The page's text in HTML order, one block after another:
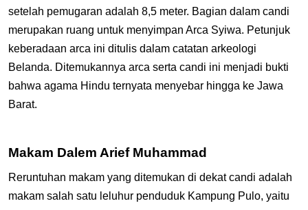
setelah pemugaran adalah 8,5 meter. Bagian dalam candi
merupakan ruang untuk menyimpan Arca Syiwa. Petunjuk
keberadaan arca ini ditulis dalam catatan arkeologi
Belanda. Ditemukannya arca serta candi ini menjadi bukti
bahwa agama Hindu ternyata menyebar hingga ke Jawa
Barat.
Makam Dalem Arief Muhammad
Reruntuhan makam yang ditemukan di dekat candi adalah
makam salah satu leluhur penduduk Kampung Pulo, yaitu